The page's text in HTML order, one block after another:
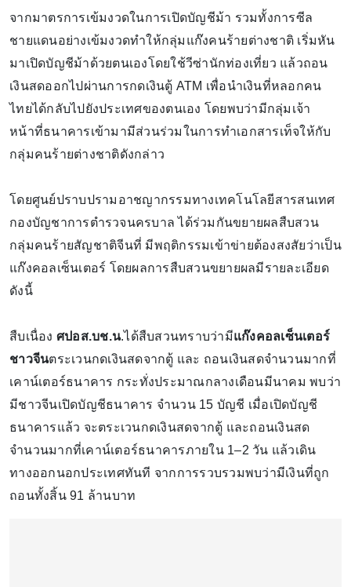
จากมาตรการเข้มงวดในการเปิดบัญชีม้า รวมทั้งการซีล
ชายแดนอย่างเข้มงวดทำให้กลุ่มแก๊งคนร้ายต่างชาติ เริ่มหัน
มาเปิดบัญชีม้าด้วยตนเองโดยใช้วีซ่านักท่องเที่ยว แล้วถอน
เงินสดออกไปผ่านการกดเงินตู้ ATM เพื่อนำเงินที่หลอกคน
ไทยได้กลับไปยังประเทศของตนเอง โดยพบว่ามีกลุ่มเจ้า
หน้าที่ธนาคารเข้ามามีส่วนร่วมในการทำเอกสารเท็จให้กับ
กลุ่มคนร้ายต่างชาติดังกล่าว
​โดยศูนย์ปราบปรามอาชญากรรมทางเทคโนโลยีสารสนเทศ
กองบัญชาการตำรวจนครบาล ได้ร่วมกันขยายผลสืบสวน
กลุ่มคนร้ายสัญชาติจีนที่ มีพฤติกรรมเข้าข่ายต้องสงสัยว่าเป็น
แก๊งคอลเซ็นเตอร์ โดยผลการสืบสวนขยายผลมีรายละเอียด
ดังนี้
สืบเนื่อง ศปอส.บช.น.ได้สืบสวนทราบว่ามีแก๊งคอลเซ็นเตอร์
ชาวจีนตระเวนกดเงินสดจากตู้ และ ถอนเงินสดจำนวนมากที่
เคาน์เตอร์ธนาคาร กระทั่งประมาณกลางเดือนมีนาคม พบว่า
มีชาวจีนเปิดบัญชีธนาคาร จำนวน 15 บัญชี เมื่อเปิดบัญชี
ธนาคารแล้ว จะตระเวนกดเงินสดจากตู้ และถอนเงินสด
จำนวนมากที่เคาน์เตอร์ธนาคารภายใน 1–2 วัน แล้วเดิน
ทางออกนอกประเทศทันที จากการรวบรวมพบว่ามีเงินที่ถูก
ถอนทั้งสิ้น 91 ล้านบาท